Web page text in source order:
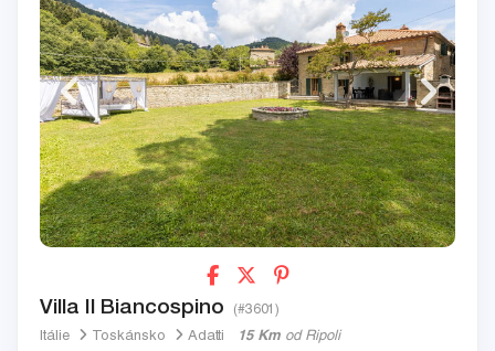
Villa Il Biancospino (#3601)
Itálie Toskánsko Adatti 15 Km od Ripoli